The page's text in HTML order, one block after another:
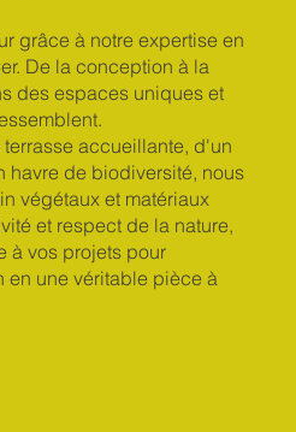
grâce à notre expertise en
De la conception à la
des espaces uniques et
terrasse accueillante, d'un
havre de biodiversité, nous
végétaux et matériaux
et respect de la nature,
à vos projets pour
en une véritable pièce à